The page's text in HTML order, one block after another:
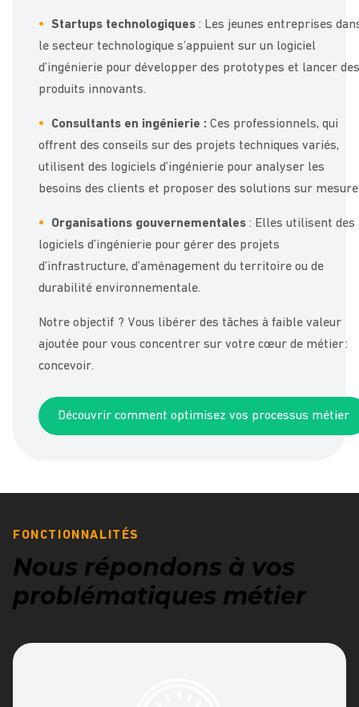
Startups technologiques : Les jeunes entreprises
le secteur technologique s’appuient sur un logiciel
d’ingénierie pour développer des prototypes et lancer des
produits innovants.
Consultants en ingénierie : Ces professionnels, qui
offrent des conseils sur des projets techniques variés,
utilisent des logiciels d’ingénierie pour analyser les
besoins des clients et proposer des solutions sur
Organisations gouvernementales : Elles utilisent des
logiciels d’ingénierie pour gérer des projets
d’infrastructure, d’aménagement du territoire ou de
durabilité environnementale.
Notre objectif ? Vous libérer des tâches à faible valeur
ajoutée pour vous concentrer sur votre cœur de métier :
concevoir.
Découvrir comment optimisez vos processus métier
FONCTIONNALITÉS
Nous répondons à vos
problématiques métier